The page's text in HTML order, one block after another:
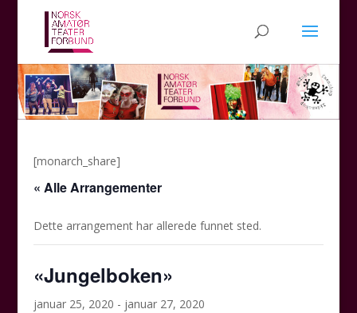
[monarch_share]
« Alle Arrangementer
Dette arrangement har allerede funnet sted.
«Jungelboken»
januar 25, 2020 - januar 27, 2020